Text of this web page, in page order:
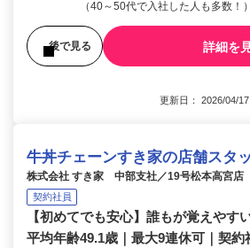
（40～50代で入社した人も多数
後で見る 詳細を
更新日： 2026/04/
牛丼チェーンすき家の店舗スタ
株式会社 すき家 中部支社／19号松本高宮店
契約社員
【初めてでも安心】誰もが覚えやす
平均年齢49.1歳｜最大9連休可｜契約